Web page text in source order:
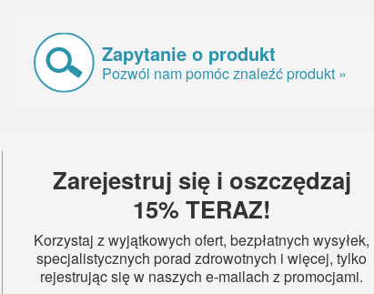
Zapytanie o produkt
Pozwól nam pomóc znaleźć produkt »
Zarejestruj się i oszczędzaj
15% TERAZ!
Korzystaj z wyjątkowych ofert, bezpłatnych wysyłek,
specjalistycznych porad zdrowotnych i więcej, tylko
rejestrując się w naszych e-mailach z promocjami.